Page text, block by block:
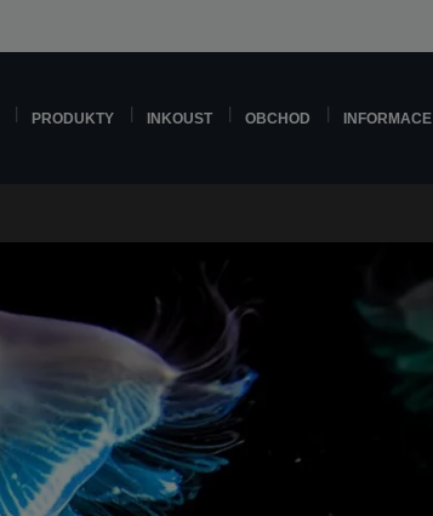
PRODUKTY INKOUST OBCHOD INFORMACE